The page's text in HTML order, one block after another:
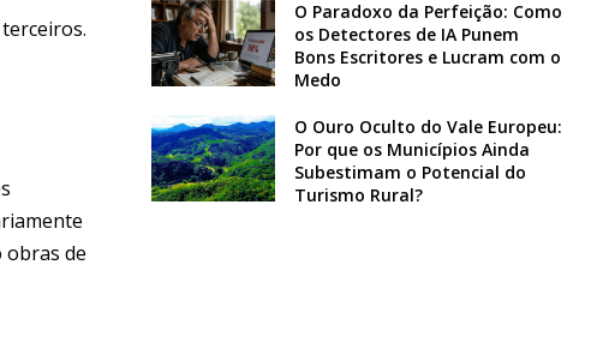
obras de
O Paradoxo da Perfeição: Como
os Detectores de IA Punem
Bons Escritores e Lucram com o
Medo
O Ouro Oculto do Vale Europeu:
Por que os Municípios Ainda
Subestimam o Potencial do
Turismo Rural?